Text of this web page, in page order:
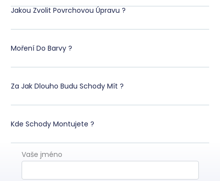
Jakou Zvolit Povrchovou Úpravu ?
Moření Do Barvy ?
Za Jak Dlouho Budu Schody Mít ?
Kde Schody Montujete ?
Vaše jméno